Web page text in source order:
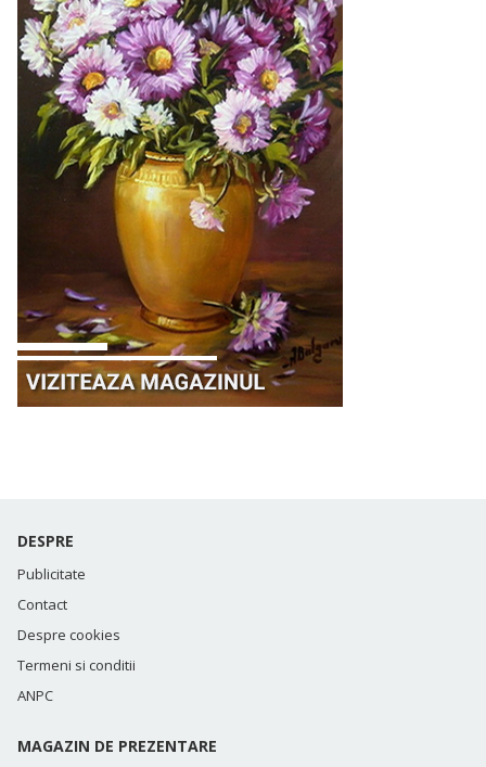
DESPRE
Publicitate
Contact
Despre cookies
Termeni si conditii
ANPC
MAGAZIN DE PREZENTARE